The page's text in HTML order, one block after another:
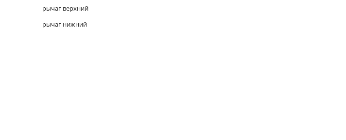
рычаг верхний
рычаг нижний